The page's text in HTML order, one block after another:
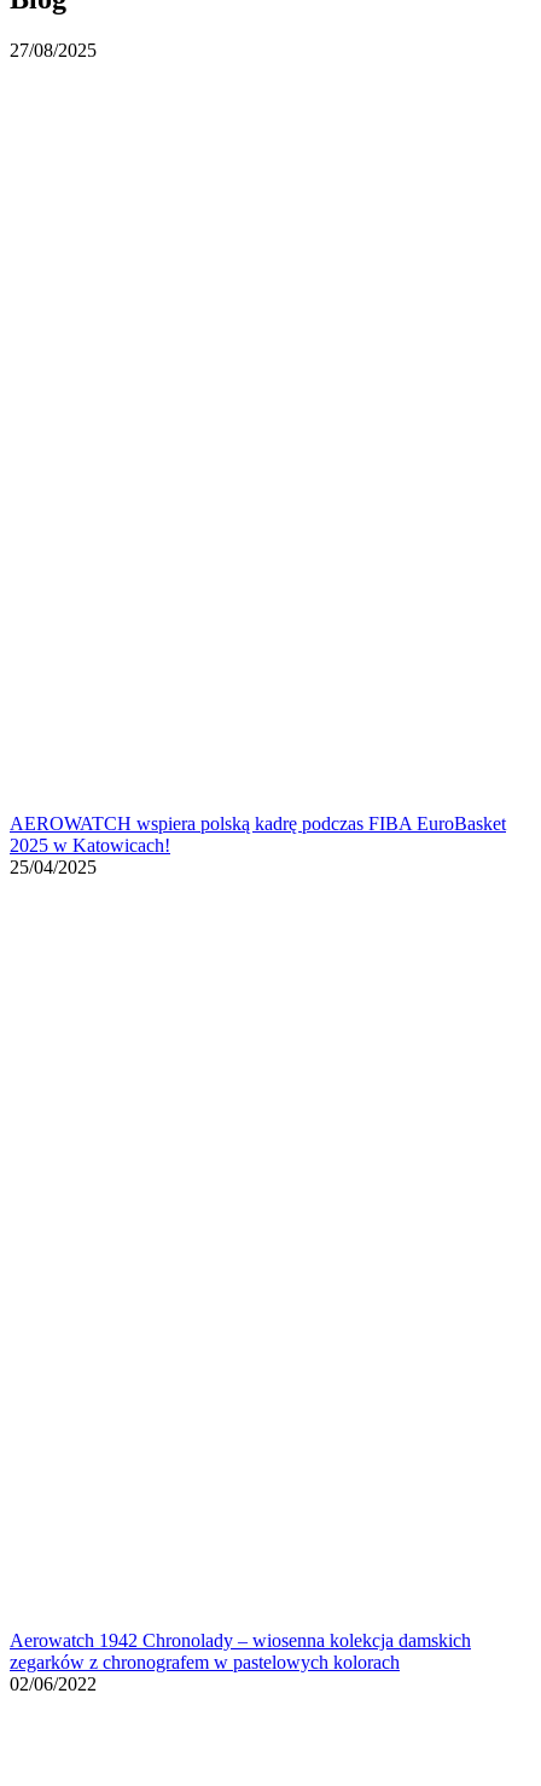
27/08/2025
AEROWATCH wspiera polską kadrę podczas FIBA EuroBasket
2025 w Katowicach!
25/04/2025
Aerowatch 1942 Chronolady – wiosenna kolekcja damskich
zegarków z chronografem w pastelowych kolorach
02/06/2022